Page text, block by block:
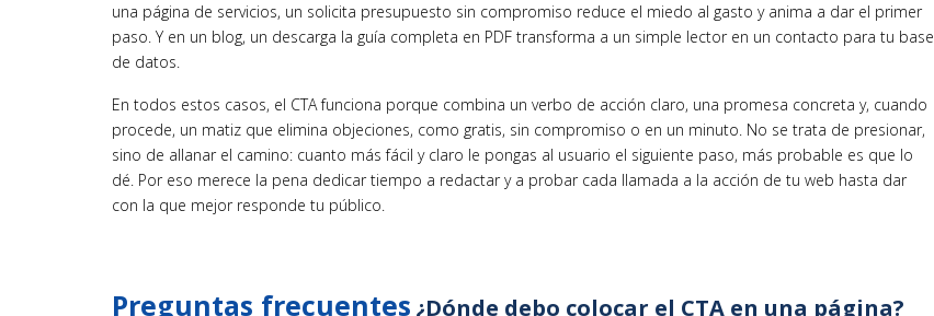
una página de servicios, un solicita presupuesto sin compromiso reduce el miedo al gasto y anima a dar el primer
paso. Y en un blog, un descarga la guía completa en PDF transforma a un simple lector en un contacto para tu base
de datos.
En todos estos casos, el CTA funciona porque combina un verbo de acción claro, una promesa concreta y, cuando
procede, un matiz que elimina objeciones, como gratis, sin compromiso o en un minuto. No se trata de presionar,
sino de allanar el camino: cuanto más fácil y claro le pongas al usuario el siguiente paso, más probable es que lo
dé. Por eso merece la pena dedicar tiempo a redactar y a probar cada llamada a la acción de tu web hasta dar
con la que mejor responde tu público.
Preguntas frecuentes ¿Dónde debo colocar el CTA en una página?